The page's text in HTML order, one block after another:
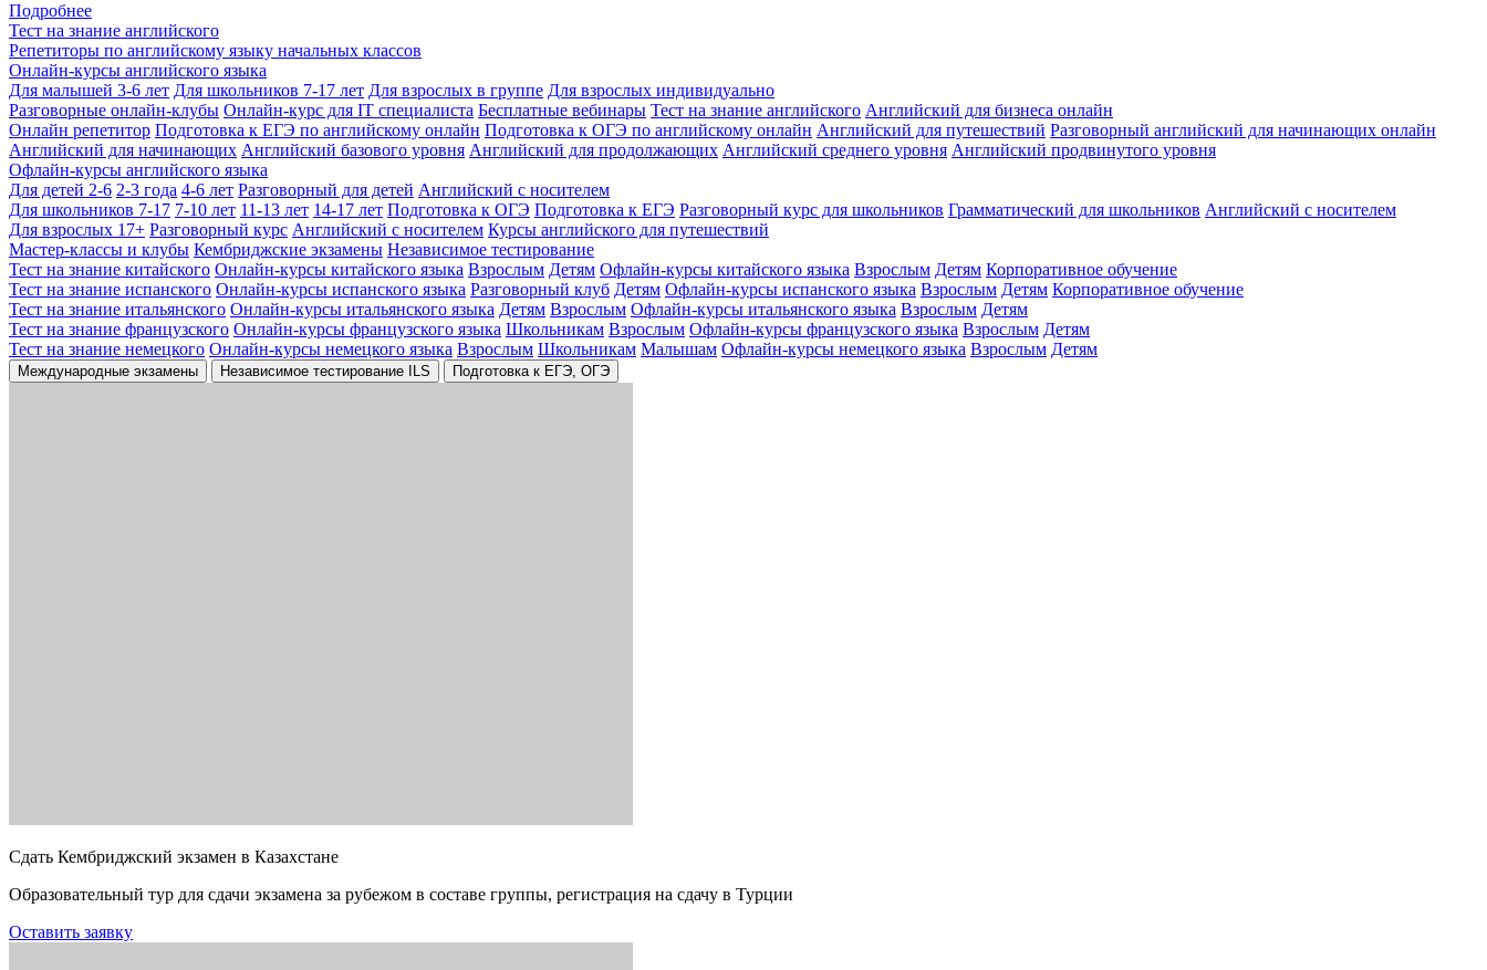
Подробнее
Тест на знание английского
Репетиторы по английскому языку начальных классов
Онлайн-курсы английского языка
Для малышей 3-6 лет Для школьников 7-17 лет Для взрослых в группе Для взрослых индивидуально
Разговорные онлайн-клубы Онлайн-курс для IT специалиста Бесплатные вебинары Тест на знание английского Английский для бизнеса онлайн
Онлайн репетитор Подготовка к ЕГЭ по английскому онлайн Подготовка к ОГЭ по английскому онлайн Английский для путешествий Разговорный английский для начинающих онлайн
Английский для начинающих Английский базового уровня Английский для продолжающих Английский среднего уровня Английский продвинутого уровня
Офлайн-курсы английского языка
Для детей 2-6 2-3 года 4-6 лет Разговорный для детей Английский с носителем
Для школьников 7-17 7-10 лет 11-13 лет 14-17 лет Подготовка к ОГЭ Подготовка к ЕГЭ Разговорный курс для школьников Грамматический для школьников Английский с носителем
Для взрослых 17+ Разговорный курс Английский с носителем Курсы английского для путешествий
Мастер-классы и клубы Кембриджские экзамены Независимое тестирование
Тест на знание китайского Онлайн-курсы китайского языка Взрослым Детям Офлайн-курсы китайского языка Взрослым Детям Корпоративное обучение
Тест на знание испанского Онлайн-курсы испанского языка Разговорный клуб Детям Офлайн-курсы испанского языка Взрослым Детям Корпоративное обучение
Тест на знание итальянского Онлайн-курсы итальянского языка Детям Взрослым Офлайн-курсы итальянского языка Взрослым Детям
Тест на знание французского Онлайн-курсы французского языка Школьникам Взрослым Офлайн-курсы французского языка Взрослым Детям
Тест на знание немецкого Онлайн-курсы немецкого языка Взрослым Школьникам Малышам Офлайн-курсы немецкого языка Взрослым Детям
Международные экзамены Независимое тестирование ILS Подготовка к ЕГЭ, ОГЭ
Сдать Кембриджский экзамен в Казахстане
Образовательный тур для сдачи экзамена за рубежом в составе группы, регистрация на сдачу в Турции
Оставить заявку